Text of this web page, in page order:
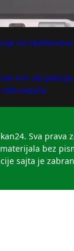
na telefonima
vrvi od
vozača
Sva prava
bez
sajta je